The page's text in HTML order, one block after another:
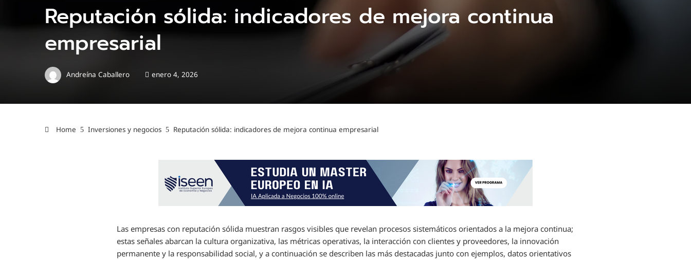
Reputación sólida: indicadores de mejora continua
empresarial
Andreína Caballero enero 4, 2026
Home Inversiones y negocios Reputación sólida: indicadores de mejora continua empresarial
Las empresas con reputación sólida muestran rasgos visibles que revelan procesos sistemáticos orientados a la mejora continua;
estas señales abarcan la cultura organizativa, las métricas operativas, la interacción con clientes y proveedores, la innovación
permanente y la responsabilidad social, y a continuación se describen las más destacadas junto con ejemplos, datos orientativos